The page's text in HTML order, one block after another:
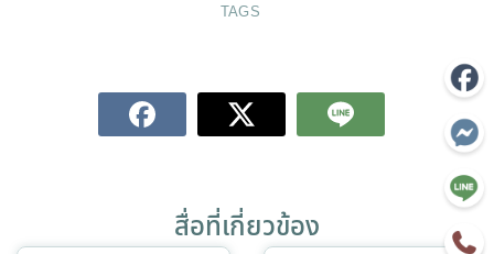
TAGS
สื่อที่เกี่ยวข้อง